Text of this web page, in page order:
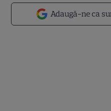
Adaugă-ne ca